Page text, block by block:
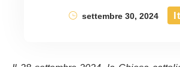
settembre 30, 2024
It